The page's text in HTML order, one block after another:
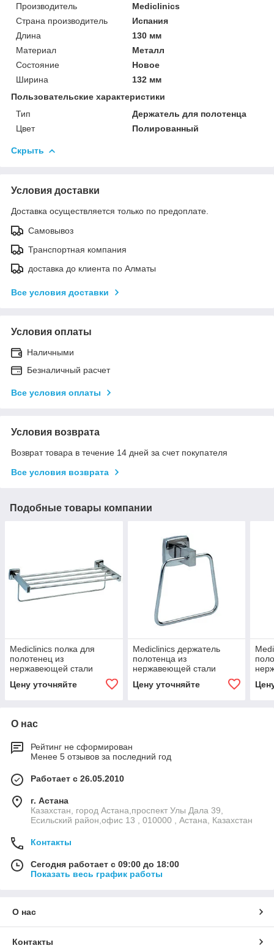
Производитель
Mediclinics
Страна производитель
Испания
Длина
130 мм
Материал
Металл
Состояние
Новое
Ширина
132 мм
Пользовательские характеристики
Тип
Держатель для полотенца
Цвет
Полированный
Скрыть
Условия доставки
Доставка осуществляется только по предоплате.
Самовывоз
Транспортная компания
доставка до клиента по Алматы
Все условия доставки
Условия оплаты
Наличными
Безналичный расчет
Все условия оплаты
Условия возврата
Возврат товара в течение 14 дней за счет покупателя
Все условия возврата
Подобные товары компании
Mediclinics полка для
полотенец из
нержавеющей стали
Цену уточняйте
Mediclinics держатель
полотенца из
нержавеющей стали
Цену уточняйте
О нас
Рейтинг не сформирован
Менее 5 отзывов за последний год
Работает с 26.05.2010
г. Астана
Казахстан, город Астана,проспект Улы Дала 39,
Есильский район,офис 13 , 010000 , Астана, Казахстан
Контакты
Сегодня работает с 09:00 до 18:00
Показать весь график работы
О нас
Контакты